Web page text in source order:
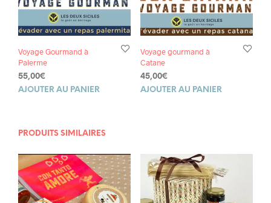
Voyage Gourmand à
Palerme
55,00€
AJOUTER AU PANIER
Voyage gourmand à
Catane
45,00€
AJOUTER AU PANIER
PRODUITS SIMILAIRES